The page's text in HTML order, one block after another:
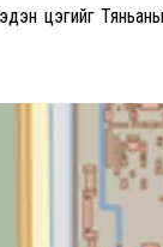
цэгийг